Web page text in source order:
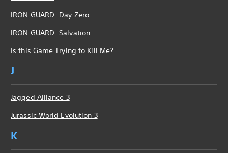
IRON GUARD: Day Zero
IRON GUARD: Salvation
Is this Game Trying to Kill Me?
J
Jagged Alliance 3
Jurassic World Evolution 3
K